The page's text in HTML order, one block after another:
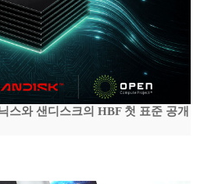
스와 샌디스크의 HBF 첫 표준 공개